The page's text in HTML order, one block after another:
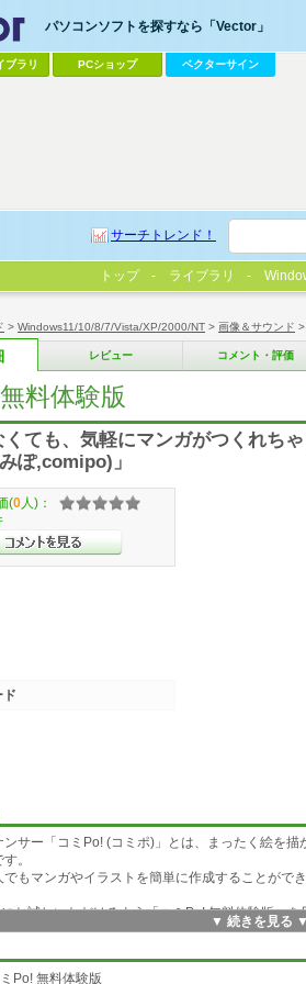
> Windows11/10/8/7/Vista/XP/2000/NT > 画像＆サウンド >
レビュー コメント・評価
料体験版
くても、気軽にマンガがつくれち
ぽ,comipo)」
ンサー「コミPo! (コミポ)」とは、まったく絵を
。
もマンガやイラストを簡単に作成することができ
お試しいただけるよう「コミPo! 無料体験版」を
よって、誰でも活字で文章を組み立てることが
によって、誰でも演奏をバックに歌う喜びを味わ
▼ 続きを見る ▼
Po! 無料体験版
(0 人)：
パソコンソフトを探すなら「Vector」
ブラリ PCショップ ベクターサイン
サーチトレンド！
トップ ライブラリ